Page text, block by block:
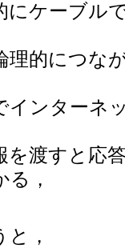
にケーブル
理的につな
インターネ
を渡すと応
，
，